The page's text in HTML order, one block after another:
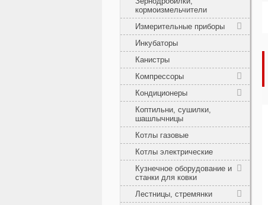
кормоизмельчители
Измерительные приборы
Инкубаторы
Канистры
Компрессоры
Кондиционеры
Коптильни, сушилки,
шашлычницы
Котлы газовые
Котлы электрические
Кузнечное оборудование и
станки для ковки
Лестницы, стремянки